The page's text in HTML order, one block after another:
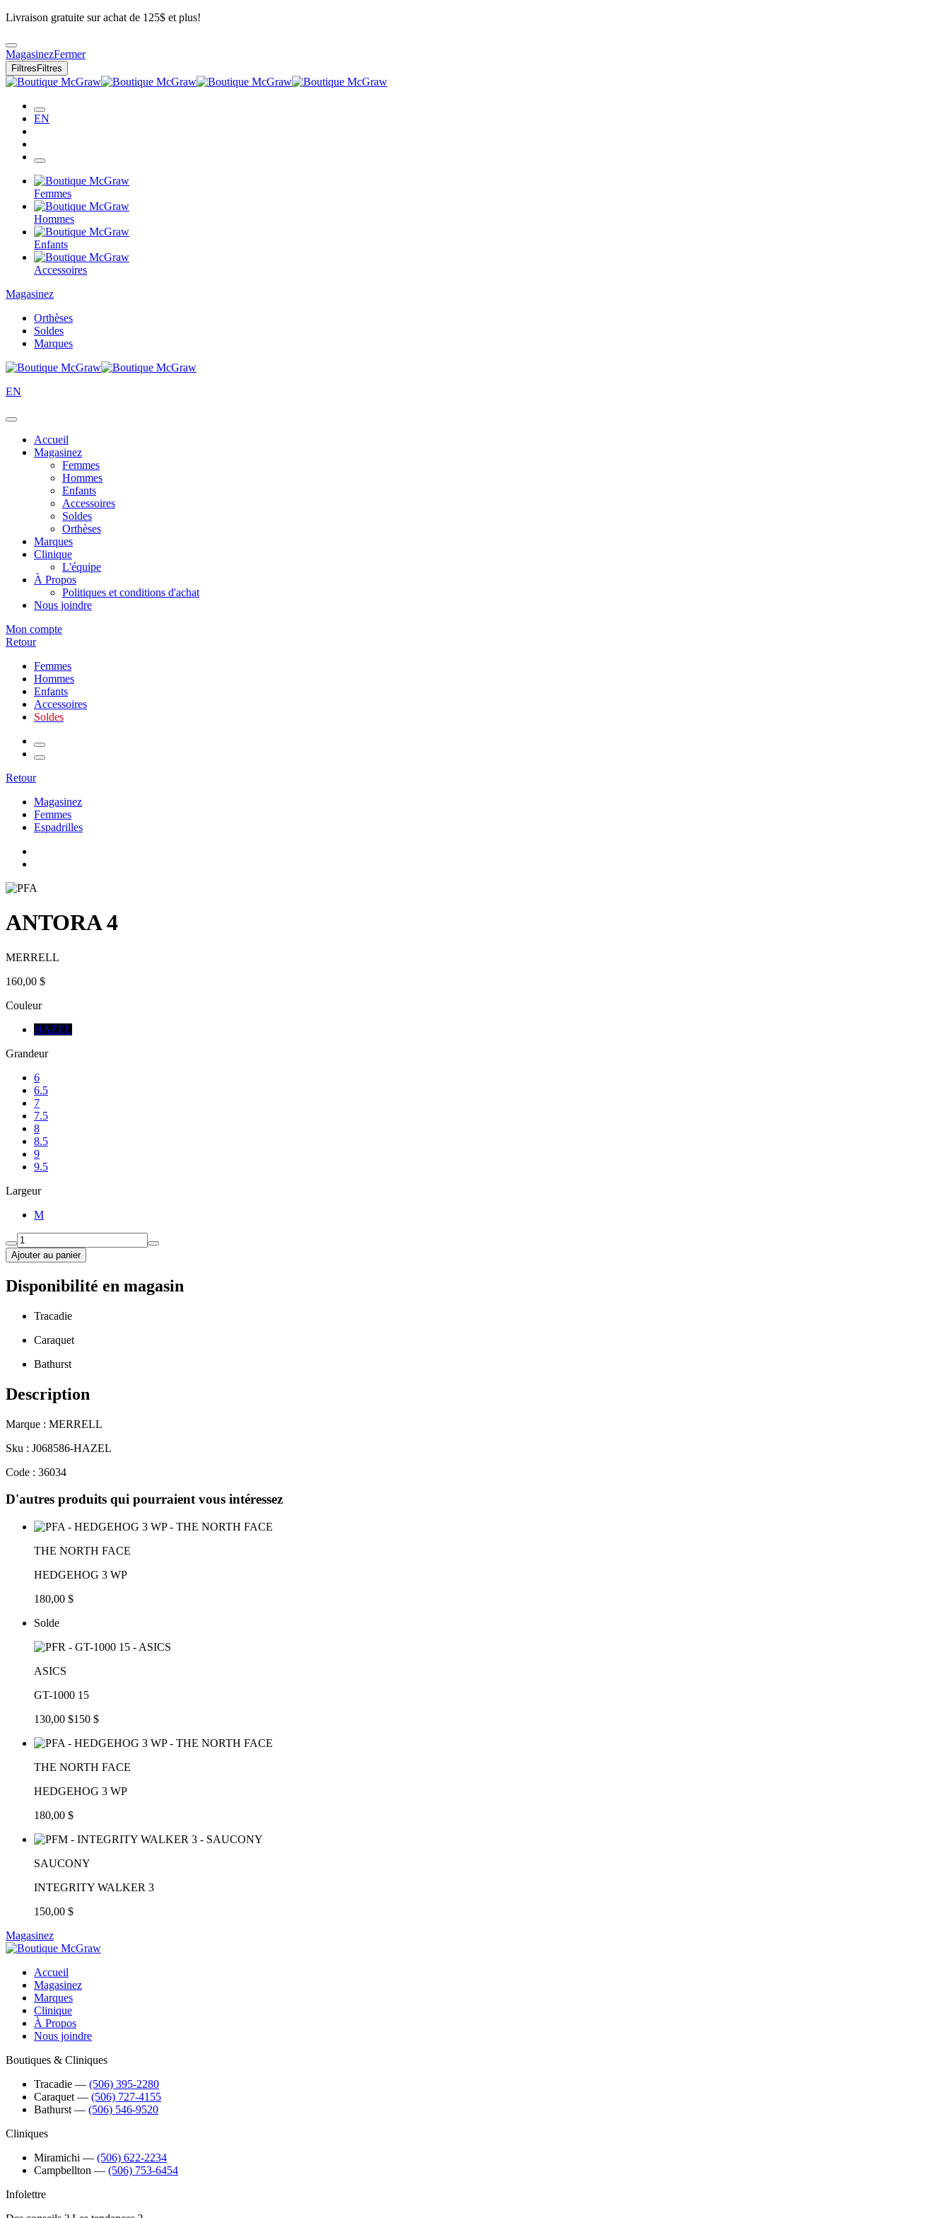
Livraison gratuite sur achat de 125$ et plus!
MagasinezFermer
Filtres Filtres
EN
Femmes
Hommes
Enfants
Accessoires
Magasinez
Orthèses
Soldes
Marques
EN
Accueil
Magasinez
Femmes
Hommes
Enfants
Accessoires
Soldes
Orthèses
Marques
Clinique
L'équipe
À Propos
Politiques et conditions d'achat
Nous joindre
Mon compte
Retour
Femmes
Hommes
Enfants
Accessoires
Soldes
Retour
Magasinez
Femmes
Espadrilles
ANTORA 4
MERRELL
160,00 $
Couleur
HAZEL
Grandeur
6
6.5
7
7.5
8
8.5
9
9.5
Largeur
M
Ajouter au panier
Disponibilité en magasin
Tracadie
Caraquet
Bathurst
Description
Marque : MERRELL
Sku : J068586-HAZEL
Code : 36034
D'autres produits qui pourraient vous intéressez
THE NORTH FACE
HEDGEHOG 3 WP
180,00 $
Solde
ASICS
GT-1000 15
130,00 $150 $
THE NORTH FACE
HEDGEHOG 3 WP
180,00 $
SAUCONY
INTEGRITY WALKER 3
150,00 $
Magasinez
Accueil
Magasinez
Marques
Clinique
À Propos
Nous joindre
Boutiques & Cliniques
Tracadie ― (506) 395-2280
Caraquet ― (506) 727-4155
Bathurst ― (506) 546-9520
Cliniques
Miramichi ― (506) 622-2234
Campbellton ― (506) 753-6454
Infolettre